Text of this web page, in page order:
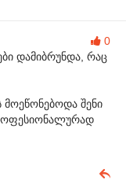
0
დამიბრუნდა, რაც
მოეწონებოდა შენი